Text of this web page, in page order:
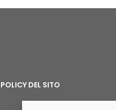
POLICY DEL SITO